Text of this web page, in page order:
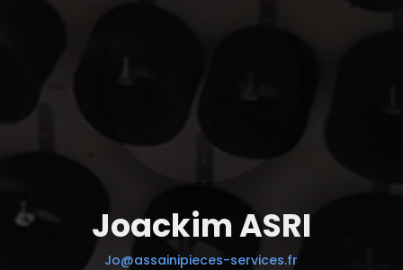
Joackim ASRI
Jo@assainipieces-services.fr